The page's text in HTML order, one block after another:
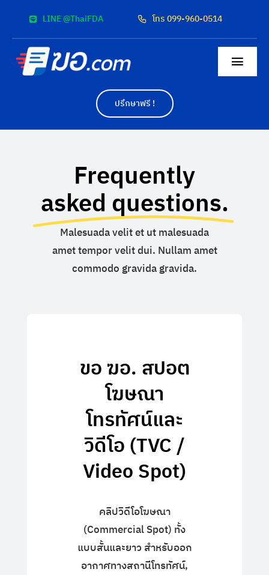
content
LINE @ThaiFDA โทร 099-960-0514
สื่อโฆษณา
ค่าบริการ
ติดต่อเรา
ปรึกษาฟรี !
Frequently
asked questions.
Malesuada velit et ut malesuada
amet tempor velit dui. Nullam amet
commodo gravida gravida.
ขอ ฆอ. สปอต
โฆษณา
โทรทัศน์และ
วิดีโอ (TVC /
Video Spot)
คลิปวิดีโอโฆษณา
(Commercial Spot) ทั้ง
แบบสั้นและยาว สำหรับออก
อากาศทางสถานีโทรทัศน์,